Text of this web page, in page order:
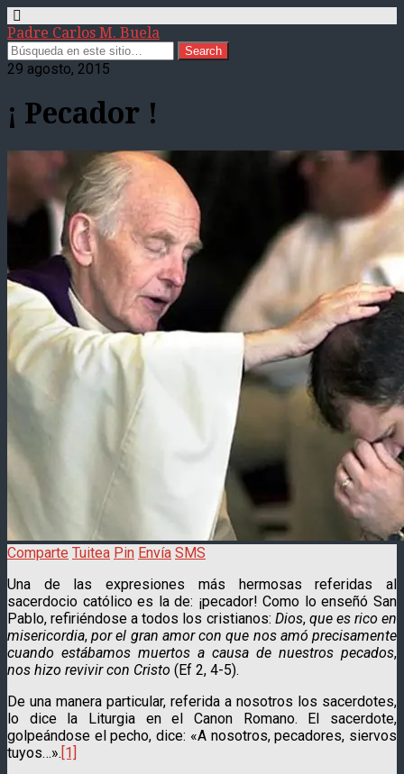
Padre Carlos M. Buela
29 agosto, 2015
¡ Pecador !
Comparte Tuitea Pin Envía SMS
Una de las expresiones más hermosas referidas al
sacerdocio católico es la de: ¡pecador! Como lo enseñó San
Pablo, refiriéndose a todos los cristianos: Dios,que es rico en
misericordia, por el gran amor con que nos amó precisamente
cuando estábamos muertos a causa de nuestros pecados,
nos hizo revivir con Cristo (Ef 2, 4-5).
De una manera particular, referida a nosotros los sacerdotes,
lo dice la Liturgia en el Canon Romano. El sacerdote,
golpeándose el pecho, dice: «A nosotros, pecadores, siervos
tuyos…».[1]